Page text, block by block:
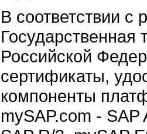
В соответствии с
Государственная
Российской
сертификаты,
компоненты
mySAP.com - SAP